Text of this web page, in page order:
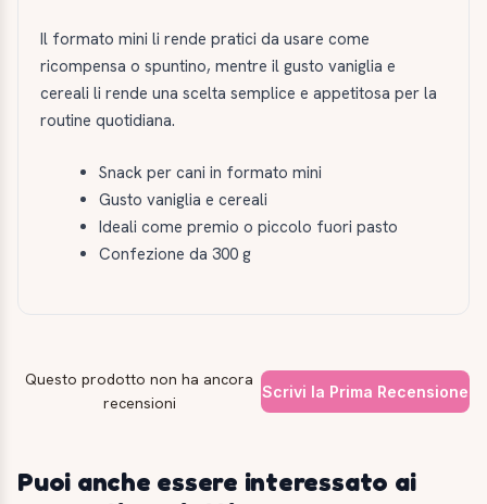
Il formato mini li rende pratici da usare come
ricompensa o spuntino, mentre il gusto vaniglia e
cereali li rende una scelta semplice e appetitosa per la
routine quotidiana.
Snack per cani in formato mini
Gusto vaniglia e cereali
Ideali come premio o piccolo fuori pasto
Confezione da 300 g
Questo prodotto non ha ancora
recensioni
Scrivi la Prima Recensione
Puoi anche essere interessato ai